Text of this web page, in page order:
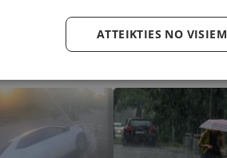
ATTEIKTIES NO VISIEM